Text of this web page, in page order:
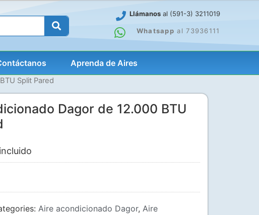
Llámanosal (591-3) 3211019
Whatsapp al 73936111
Aprenda de Aires
Split Pared
Dagor de 12.000 BTU
Aire acondicionado Dagor, Aire